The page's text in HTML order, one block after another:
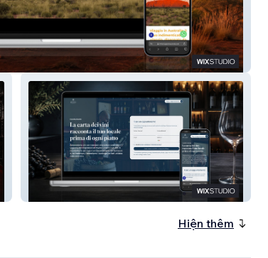
Casata Davini
Hiện thêm